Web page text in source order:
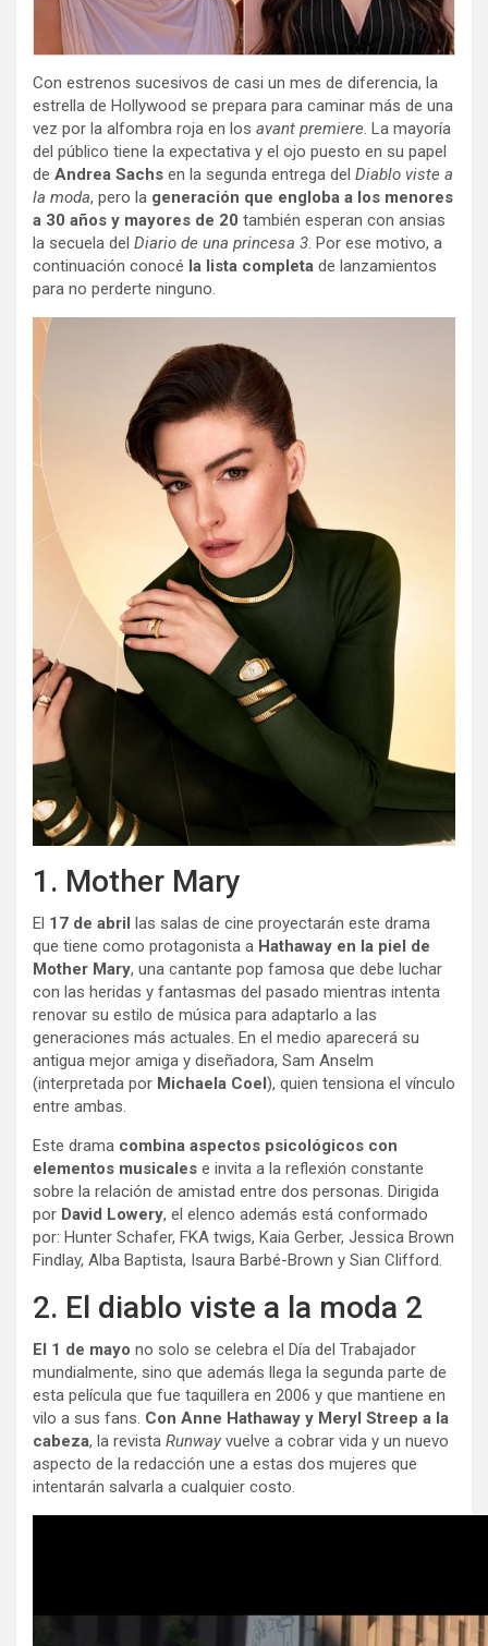
Con estrenos sucesivos de casi un mes de diferencia, la
estrella de Hollywood se prepara para caminar más de una
vez por la alfombra roja en los avant premiere. La mayoría
del público tiene la expectativa y el ojo puesto en su papel
de Andrea Sachs en la segunda entrega del Diablo viste a
la moda, pero la generación que engloba a los menores
a 30 años y mayores de 20 también esperan con ansias
la secuela del Diario de una princesa 3. Por ese motivo, a
continuación conocé la lista completa de lanzamientos
para no perderte ninguno.
1. Mother Mary
El 17 de abril las salas de cine proyectarán este drama
que tiene como protagonista a Hathaway en la piel de
Mother Mary, una cantante pop famosa que debe luchar
con las heridas y fantasmas del pasado mientras intenta
renovar su estilo de música para adaptarlo a las
generaciones más actuales. En el medio aparecerá su
antigua mejor amiga y diseñadora, Sam Anselm
(interpretada por Michaela Coel), quien tensiona el vínculo
entre ambas.
Este drama combina aspectos psicológicos con
elementos musicales e invita a la reflexión constante
sobre la relación de amistad entre dos personas. Dirigida
por David Lowery, el elenco además está conformado
por: Hunter Schafer, FKA twigs, Kaia Gerber, Jessica Brown
Findlay, Alba Baptista, Isaura Barbé-Brown y Sian Clifford.
2. El diablo viste a la moda 2
El 1 de mayo no solo se celebra el Día del Trabajador
mundialmente, sino que además llega la segunda parte de
esta película que fue taquillera en 2006 y que mantiene en
vilo a sus fans. Con Anne Hathaway y Meryl Streep a la
cabeza, la revista Runway vuelve a cobrar vida y un nuevo
aspecto de la redacción une a estas dos mujeres que
intentarán salvarla a cualquier costo.